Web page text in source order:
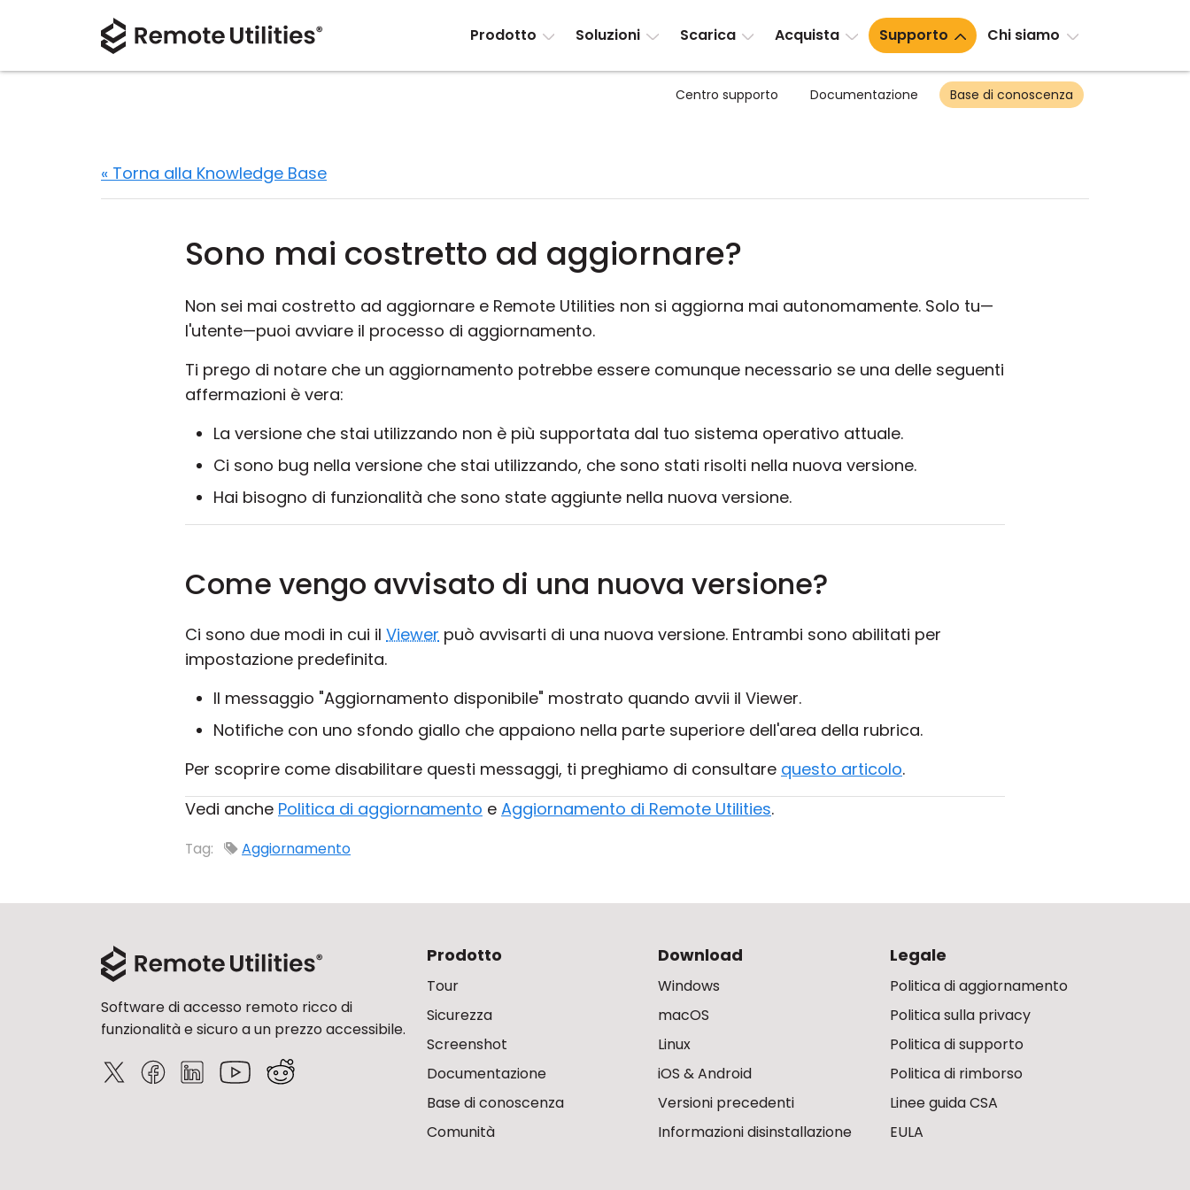
Prodotto Soluzioni Scarica Acquista Supporto Chi siamo
Centro supporto Documentazione Base di conoscenza
« Torna alla Knowledge Base
Sono mai costretto ad aggiornare?
Non sei mai costretto ad aggiornare e Remote Utilities non si aggiorna mai autonomamente. Solo tu—
l'utente—puoi avviare il processo di aggiornamento.
Ti prego di notare che un aggiornamento potrebbe essere comunque necessario se una delle seguenti
affermazioni è vera:
La versione che stai utilizzando non è più supportata dal tuo sistema operativo attuale.
Ci sono bug nella versione che stai utilizzando, che sono stati risolti nella nuova versione.
Hai bisogno di funzionalità che sono state aggiunte nella nuova versione.
Come vengo avvisato di una nuova versione?
Ci sono due modi in cui il Viewer può avvisarti di una nuova versione. Entrambi sono abilitati per
impostazione predefinita.
Il messaggio "Aggiornamento disponibile" mostrato quando avvii il Viewer.
Notifiche con uno sfondo giallo che appaiono nella parte superiore dell'area della rubrica.
Per scoprire come disabilitare questi messaggi, ti preghiamo di consultare questo articolo.
Vedi anche Politica di aggiornamento e Aggiornamento di Remote Utilities.
Tag: Aggiornamento
Software di accesso remoto ricco di
funzionalità e sicuro a un prezzo accessibile.
Prodotto
Tour
Sicurezza
Screenshot
Documentazione
Base di conoscenza
Comunità
Download
Windows
macOS
Linux
iOS & Android
Versioni precedenti
Informazioni disinstallazione
Legale
Politica di aggiornamento
Politica sulla privacy
Politica di supporto
Politica di rimborso
Linee guida CSA
EULA